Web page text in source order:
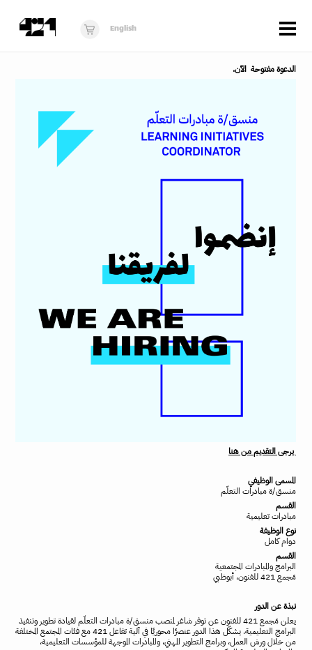
الزوار
برنامج استوديو الناشئة
الدعوة مفتوحة الآن.
يرجى التقديم من هنا
المسمى الوظيفي
منسق/ة مبادرات التعلّم
القسم
مبادرات تعليمية
نوع الوظيفة
دوام كامل
القسم
البرامج والمبادرات المجتمعية
مَجمع 421 للفنون، أبوظبي
نبذة عن الدور
يعلن مَجمع 421 للفنون عن توفر شاغر لمنصب منسق/ة مبادرات التعلّم لقيادة تطوير وتنفيذ
البرامج التعليمية. يشكّل هذا الدور عنصرًا محوريًا في آلية تفاعل 421 مع فئات المجتمع المختلفة
من خلال ورش العمل، وبرامج التطوير المهني، والمبادرات الموجهة للمؤسسات التعليمية،
English